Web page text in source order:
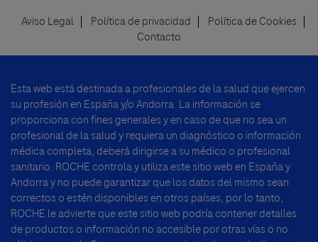
Aviso Legal Política de privacidad
Política de Cookies
Contacto
Esta web está destinada a profesionales de la salud que ejercen
su profesión en España y/o Andorra. La información se
proporciona con fines generales y en caso de que no sea un
profesional de la salud y requiera un diagnóstico o información
médica completa, deberá dirigirse a su médico o profesional
sanitario. ROCHE controla y utiliza este sitio web en España y
Andorra y no puede garantizar que los datos del mismo sean
correctos o estén disponibles en otros países, por lo tanto,
ROCHE le advierte que este sitio web podría contener detalles
de productos o información no accesible por otras vías o no